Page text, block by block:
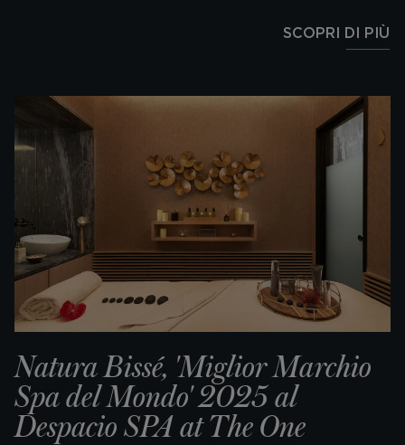
SCOPRI DI PIÙ
Natura Bissé, 'Miglior Marchio
Spa del Mondo' 2025 al
Despacio SPA at The One